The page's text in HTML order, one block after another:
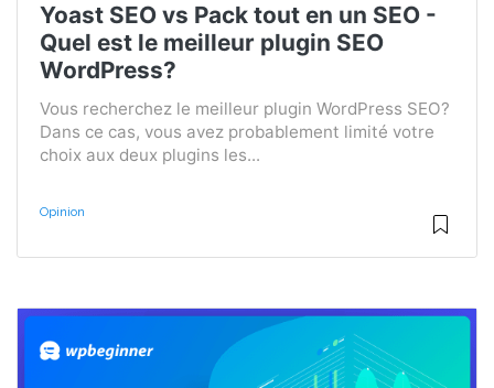
Yoast SEO vs Pack tout en un SEO -
Quel est le meilleur plugin SEO
WordPress?
Vous recherchez le meilleur plugin WordPress SEO?
Dans ce cas, vous avez probablement limité votre
choix aux deux plugins les...
Opinion